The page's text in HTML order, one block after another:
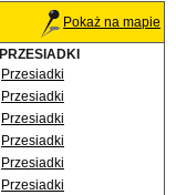
Pokaż na mapie
PRZESIADKI
Przesiadki
Przesiadki
Przesiadki
Przesiadki
Przesiadki
Przesiadki